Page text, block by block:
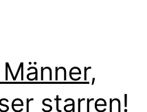
starren!